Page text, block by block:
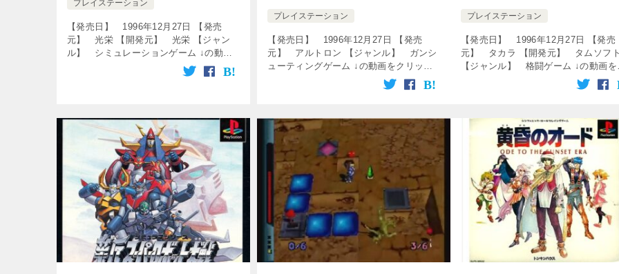
プレイステーション
【発売日】 1996年12月27日 【発売
元】 光栄 【開発元】 光栄 【ジャン
ル】 シミュレーションゲーム ↓の動画
をクリック！動画を楽しめます♪ 【PS】
光栄歴史シミュレーションOP集 [csshop
プレイステーション
【発売日】 1996年12月27日 【発売
元】 アルトロン 【ジャンル】 ガンシ
ューティングゲーム ↓の動画をクリッ
ク！動画を楽しめます♪ [csshop
プレイステーション
【発売日】 1996年12月27日 【発売
元】 タカラ 【開発元】 タムソフ
【ジャンル】 格闘ゲーム ↓の動画を
リック！動画を楽しめます♪ [csshop